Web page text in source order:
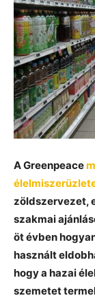
A Greenpeace
zöldszervezet,
szakmai
öt évben
használt
hogy a hazai
szemetet